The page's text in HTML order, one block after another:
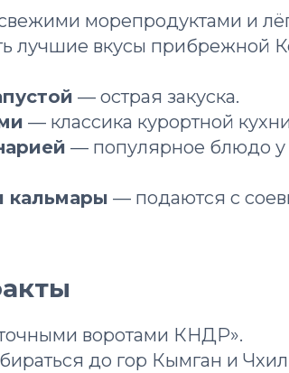
морепродуктами и
лучшие вкусы прибрежной
— острая закуска.
— классика курортной
— популярное блюдо у
кальмары — подаются с
воротами КНДР».
до гор Кымган и